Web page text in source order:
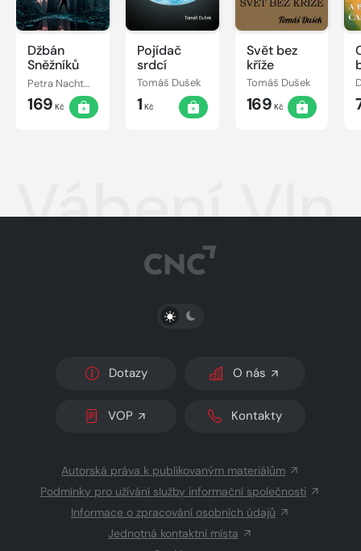
Džbán
Sněžníků
Petra Nachtmanová
169 Kč
Pojídač
srdcí
Tomáš Dušek
1 Kč
Svět bez
kříže
Tomáš Dušek
169 Kč
Vábení Vln
PŘEPNOUT SVĚTLÝ/TMAVÝ REŽIM
Dotazy O nás
VOP Kontakty
Autorská práva k publikovaným materiálům
Podmínky pro užívání služby informační společnosti
Informace o zpracování osobních údajů
Jednotná kontaktní místa